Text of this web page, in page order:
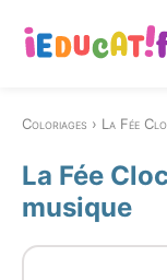
Coloriages La Fée
La Fée
musique